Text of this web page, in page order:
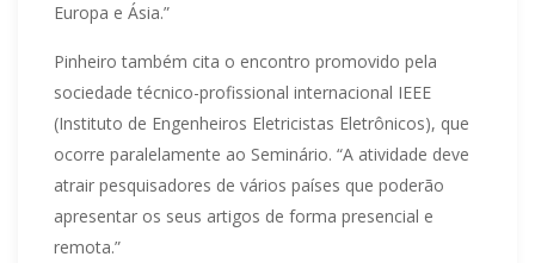
Europa e Ásia.”
Pinheiro também cita o encontro promovido pela
sociedade técnico-profissional internacional IEEE
(Instituto de Engenheiros Eletricistas Eletrônicos), que
ocorre paralelamente ao Seminário. “A atividade deve
atrair pesquisadores de vários países que poderão
apresentar os seus artigos de forma presencial e
remota.”